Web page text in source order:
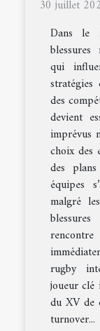
30 juillet
Dans le
qui
stratégies
des
devient
imprévus
choix des
des
équipes
malgré
rugby
joueur clé
du XV de
turnover...